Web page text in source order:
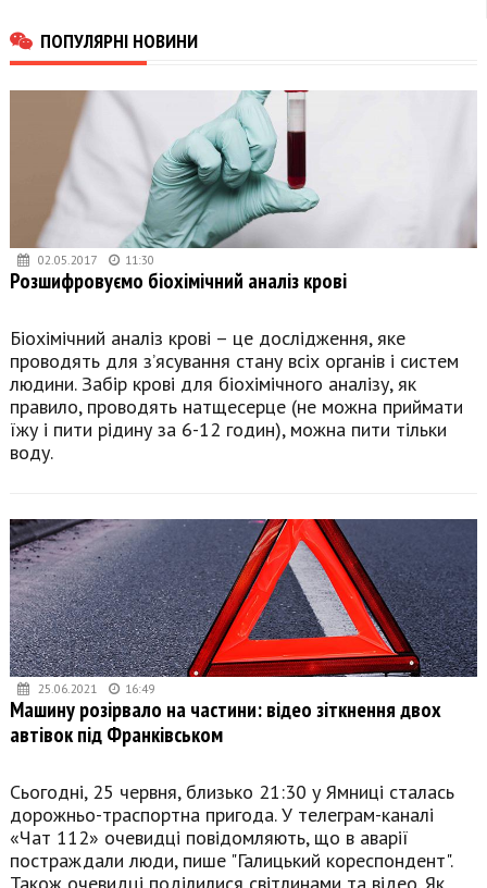
ПОПУЛЯРНІ НОВИНИ
02.05.2017 11:30
Розшифровуємо біохімічний аналіз крові
Біохімічний аналіз крові – це дослідження, яке
проводять для з’ясування стану всіх органів і систем
людини. Забір крові для біохімічного аналізу, як
правило, проводять натщесерце (не можна приймати
їжу і пити рідину за 6-12 годин), можна пити тільки
воду.
25.06.2021 16:49
Машину розірвало на частини: відео зіткнення двох
автівок під Франківськом
Сьогодні, 25 червня, близько 21:30 у Ямниці сталась
дорожньо-траспортна пригода. У телеграм-каналі
«Чат 112» очевидці повідомляють, що в аварії
постраждали люди, пише "Галицький кореспондент".